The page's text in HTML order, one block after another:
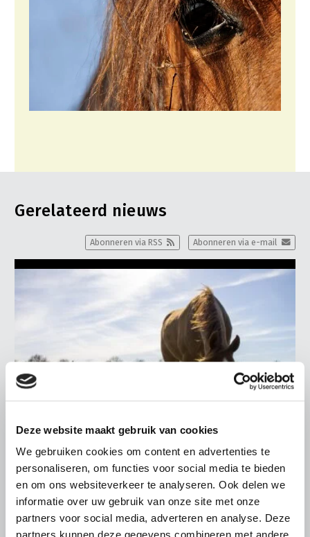
Deze website maakt gebruik van cookies
We gebruiken cookies om content en advertenties te
personaliseren, om functies voor social media te bieden
en om ons websiteverkeer te analyseren. Ook delen we
informatie over uw gebruik van onze site met onze
partners voor social media, adverteren en analyse. Deze
Gerelateerd nieuws
Abonneren via e-mail
Abonneren via RSS
ALGEMENE INFORMATIE
28 JULI 2026
Warmere zomers, meer aandacht